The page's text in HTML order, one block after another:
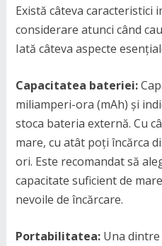
Există câteva caracteristici
considerare atunci când
Iată câteva aspecte
Capacitatea bateriei:
miliamperi-ora (mAh) și
stoca bateria externă. Cu
mare, cu atât poți încărca
ori. Este recomandat să
capacitate suficient de
nevoile de încărcare.
Portabilitatea:Una dintre